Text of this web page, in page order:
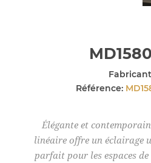
Référence:
Élégante et
linéaire offre un éclairage
parfait pour les espaces